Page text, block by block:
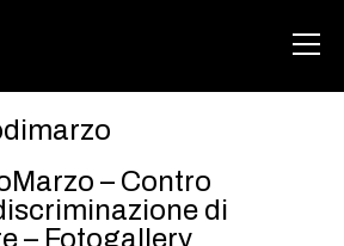
ABOUT
– Contro
di
– Fotogallery